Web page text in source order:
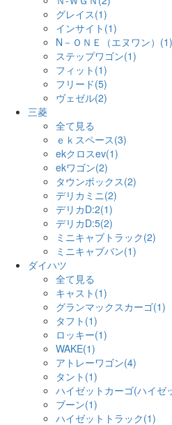
グレイス(1)
インサイト(1)
N－ＯＮＥ（エヌワン）(1)
ステップワゴン(1)
フィット(1)
フリード(5)
ヴェゼル(2)
三菱
全て見る
ｅｋスペース(3)
ekクロスev(1)
ekワゴン(2)
タウンボックス(2)
デリカミニ(2)
デリカD:2(1)
デリカD:5(2)
ミニキャブトラック(2)
ミニキャブバン(1)
ダイハツ
全て見る
キャスト(1)
グランマックスカーゴ(1)
タフト(1)
ロッキー(1)
WAKE(1)
アトレーワゴン(4)
タント(1)
ハイゼットカーゴ(ハイゼ
ブーン(1)
ハイゼットトラック(1)